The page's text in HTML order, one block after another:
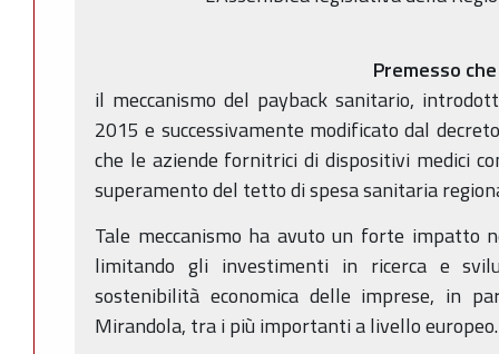
Premesso che
il meccanismo del payback sanitario,
2015 e successivamente modificato dal
che le aziende fornitrici di dispositivi medici
superamento del tetto di spesa sanitaria
Tale meccanismo ha avuto un forte impatto
limitando gli investimenti in ricerca e
sostenibilità economica delle imprese, in
Mirandola, tra i più importanti a livello europeo.